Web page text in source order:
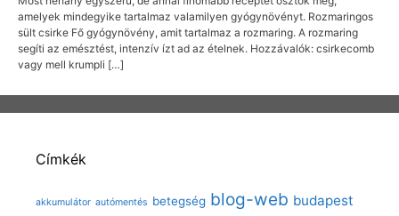
amelyek mindegyike tartalmaz valamilyen gyógynövényt. Rozmaringos
sült csirke Fő gyógynövény, amit tartalmaz a rozmaring. A rozmaring
segíti az emésztést, intenzív ízt ad az ételnek. Hozzávalók: csirkecomb
vagy mell krumpli […]
Címkék
akkumulátor autómentés betegség blog-web budapest